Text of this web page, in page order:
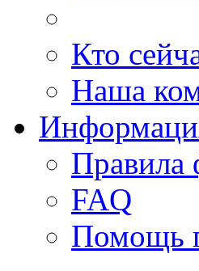
Кто
Наша
Правила
FAQ
Помощь